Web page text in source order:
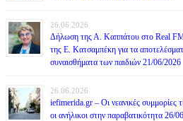
26.06.2026
Δήλωση της Α. Καππάτου στο Real
της Ε. Κατσαμπέκη για τα
συναισθήματα των παιδιών 21/06/2026
26.06.2026
iefimerida.gr – Οι νεανικές συμμορίες
οι ανήλικοι στην παραβατικότητα 26/